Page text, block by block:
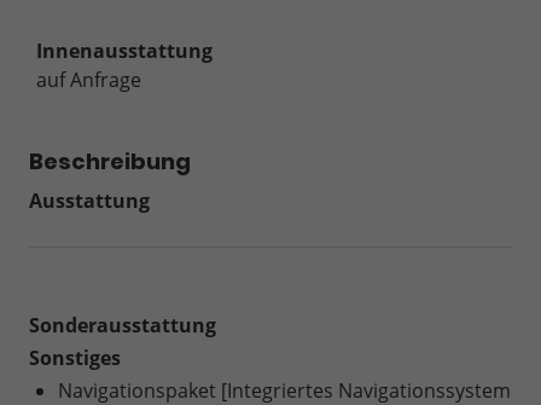
Innenausstattung
auf Anfrage
Beschreibung
Ausstattung
Sonderausstattung
Sonstiges
Navigationspaket [Integriertes Navigationssystem